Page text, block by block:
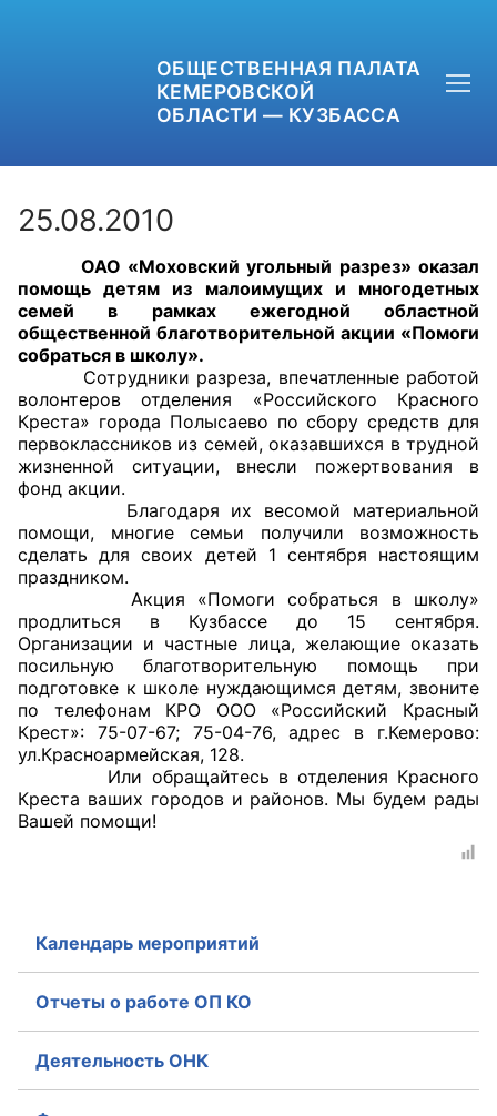
ОБЩЕСТВЕННАЯ ПАЛАТА
КЕМЕРОВСКОЙ
ОБЛАСТИ — КУЗБАССА
+7 (3842) 58-82-40
OPKO42@BK.RU
ОБРАТНАЯ СВЯЗЬ
Главная
Общественные советы
Общественные советы при территориальных
органах федеральных органов
исполнительной власти
Общественные советы по проведению
независимой оценки качества условий
оказания услуг
Комиссии
Экспертный совет ОП КО
Общественный штаб
25.08.2010
ОАО «Моховский угольный разрез» оказал
помощь детям из малоимущих и многодетных
семей в рамках ежегодной областной
общественной благотворительной акции «Помоги
собраться в школу».
Сотрудники разреза, впечатленные работой
волонтеров отделения «Российского Красного
Креста» города Полысаево по сбору средств для
первоклассников из семей, оказавшихся в трудной
жизненной ситуации, внесли пожертвования в
фонд акции.
Благодаря их весомой материальной
помощи, многие семьи получили возможность
сделать для своих детей 1 сентября настоящим
праздником.
Акция «Помоги собраться в школу»
продлиться в Кузбассе до 15 сентября.
Организации и частные лица, желающие оказать
посильную благотворительную помощь при
подготовке к школе нуждающимся детям, звоните
по телефонам КРО ООО «Российский Красный
Крест»: 75-07-67; 75-04-76, адрес в г.Кемерово:
ул.Красноармейская, 128.
Или обращайтесь в отделения Красного
Креста ваших городов и районов. Мы будем рады
Вашей помощи!
Календарь мероприятий
Отчеты о работе ОП КО
Деятельность ОНК